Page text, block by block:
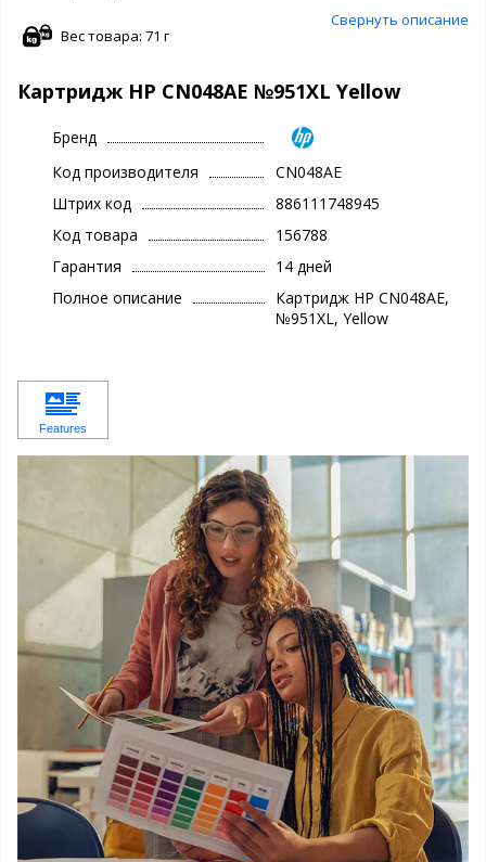
Свернуть описание
Вес товара: 71 г
Картридж HP CN048AE №951XL Yellow
Бренд
Код производителя
CN048AE
Штрих код
886111748945
Код товара
156788
Гарантия
14 дней
Полное описание
Картридж HP CN048AE,
№951XL, Yellow